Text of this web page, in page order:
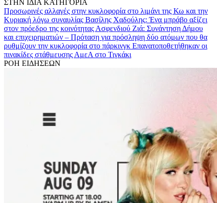
ΣΤΗΝ ΙΔΙΑ ΚΑΤΗΓΟΡΙΑ
Προσωρινές αλλαγές στην κυκλοφορία στο λιμάνι της Κω και την
Κυριακή λόγω συναυλίας Βασίλης Χαδούλης: Ένα μπράβο αξίζει
στον πρόεδρο της κοινότητας Ασφενδιού Ζιά: Συνάντηση Δήμου
και επιχειρηματιών – Πρόταση για πρόσληψη δύο ατόμων που θα
ρυθμίζουν την κυκλοφορία στο πάρκινγκ Επανατοποθετήθηκαν οι
πινακίδες στάθμευσης ΑμεΑ στο Τιγκάκι
ΡΟΗ ΕΙΔΗΣΕΩΝ